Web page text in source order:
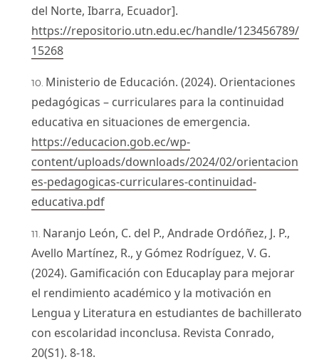
del Norte, Ibarra, Ecuador].
https://repositorio.utn.edu.ec/handle/123456789/
15268
Ministerio de Educación. (2024). Orientaciones
pedagógicas – curriculares para la continuidad
educativa en situaciones de emergencia.
https://educacion.gob.ec/wp-
content/uploads/downloads/2024/02/orientacion
es-pedagogicas-curriculares-continuidad-
educativa.pdf
Naranjo León, C. del P., Andrade Ordóñez, J. P.,
Avello Martínez, R., y Gómez Rodríguez, V. G.
(2024). Gamificación con Educaplay para mejorar
el rendimiento académico y la motivación en
Lengua y Literatura en estudiantes de bachillerato
con escolaridad inconclusa. Revista Conrado,
20(S1). 8-18.